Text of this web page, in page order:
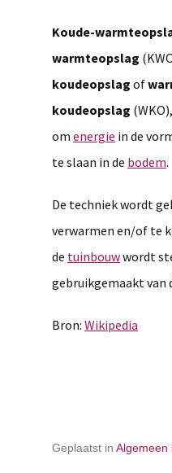
Koude-
warmteopslag
koudeopslag of
koudeopslag
om energie in de
te slaan in de bodem.
De techniek wordt
verwarmen en/of te
de tuinbouwwordt
gebruikgemaakt van
Bron: Wikipedia
Geplaatst in Algemeen